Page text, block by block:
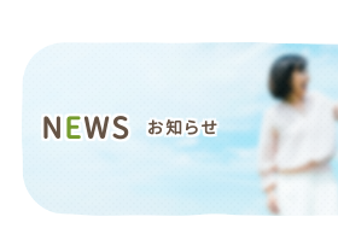
NEWS お知らせ